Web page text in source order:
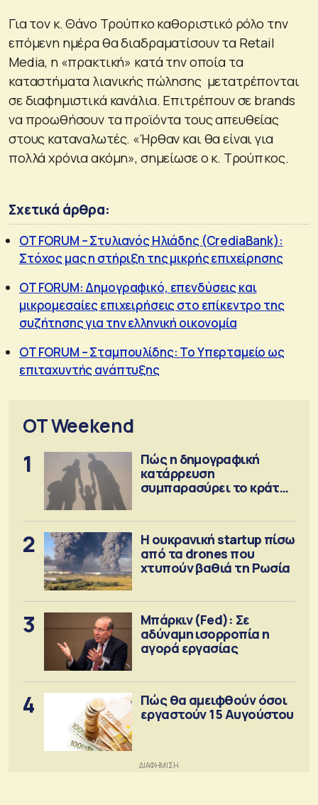
Για τον κ. Θάνο Τρούπκο καθοριστικό ρόλο την
επόμενη ημέρα θα διαδραματίσουν τα Retail
Media, η «πρακτική» κατά την οποία τα
καταστήματα λιανικής πώλησης μετατρέπονται
σε διαφημιστικά κανάλια. Επιτρέπουν σε brands
να προωθήσουν τα προϊόντα τους απευθείας
στους καταναλωτές. «Ήρθαν και θα είναι για
πολλά χρόνια ακόμη», σημείωσε ο κ. Τρούπκος.
Σχετικά άρθρα:
OT FORUM – Στυλιανός Ηλιάδης (CrediaBank):
Στόχος μας η στήριξη της μικρής επιχείρησης
OT FORUM: Δημογραφικό, επενδύσεις και
μικρομεσαίες επιχειρήσεις στο επίκεντρο της
συζήτησης για την ελληνική οικονομία
OT FORUM – Σταμπουλίδης: Το Υπερταμείο ως
επιταχυντής ανάπτυξης
OT Weekend
1
Πώς η δημογραφική
κατάρρευση
συμπαρασύρει το κράτος
2
Η ουκρανική startup πίσω
από τα drones που
χτυπούν βαθιά τη Ρωσία
3
Μπάρκιν (Fed): Σε
αδύναμη ισορροπία η
αγορά εργασίας
4
Πώς θα αμειφθούν όσοι
εργαστούν 15 Αυγούστου